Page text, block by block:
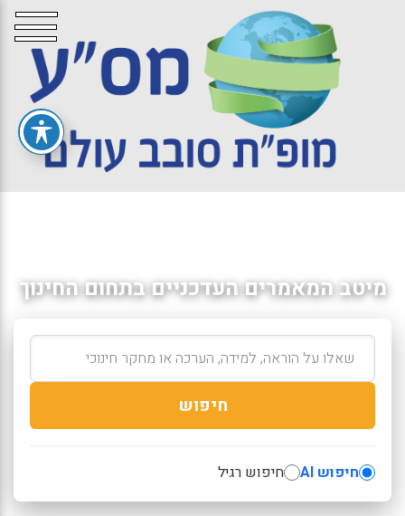
מיטב המאמרים העדכניים בתחום החינוך
חיפוש
חיפוש AI חיפוש רגיל